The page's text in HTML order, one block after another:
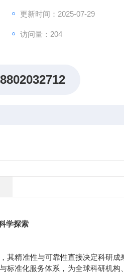
更新时间：2025-07-29
访问量：204
学探索
其精准性与可靠性直接决定科研成
标准化服务体系，为全球科研机构